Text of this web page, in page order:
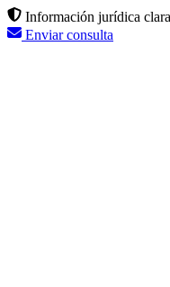
Información jurídica clara
Enviar consulta